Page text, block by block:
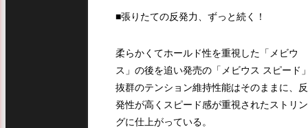
■張りたての反発力、ずっと続く！
柔らかくてホールド性を重視した「メビウ
ス」の後を追い発売の「メビウス スピード
抜群のテンション維持性能はそのままに、反
発性が高くスピード感が重視されたストリン
グに仕上がっている。